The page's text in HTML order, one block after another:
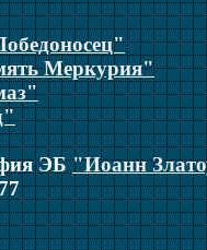
Меркурия"
ЭБ"Иоанн